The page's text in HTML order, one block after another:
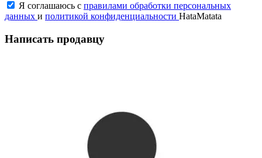
Я соглашаюсь с правилами обработки персональных
данных и политикой конфиденциальности HataMatata
Написать продавцу